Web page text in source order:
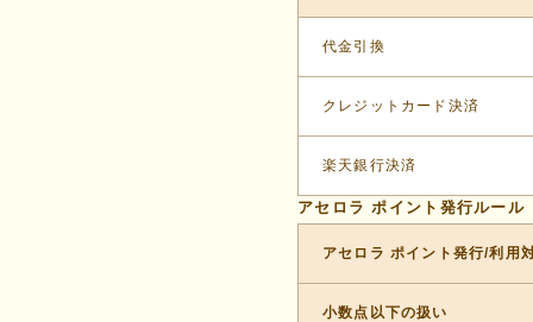
代金引換
クレジットカード決済
楽天銀行決済
アセロラ ポイント発行ルール
アセロラ ポイント発行/利用
小数点以下の扱い